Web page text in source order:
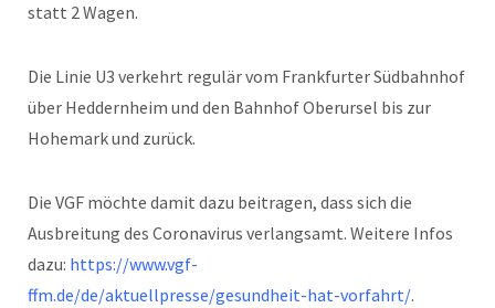
statt 2 Wagen.
Die Linie U3 verkehrt regulär vom Frankfurter Südbahnhof
über Heddernheim und den Bahnhof Oberursel bis zur
Hohemark und zurück.
Die VGF möchte damit dazu beitragen, dass sich die
Ausbreitung des Coronavirus verlangsamt. Weitere Infos
dazu: https://www.vgf-
ffm.de/de/aktuellpresse/gesundheit-hat-vorfahrt/.